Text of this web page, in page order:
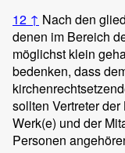
12 ↑ Nach den
denen im Bereich
möglichst klein
bedenken, dass
sollten Vertreter
Werk(e) und der
Personen